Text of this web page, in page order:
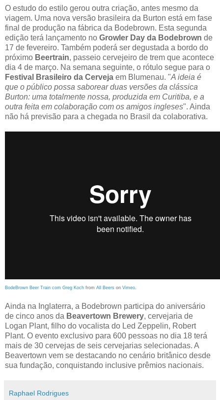
O estudo do estilo gerou outra criação, antes mesmo da
viagem. Uma nova versão brasileira da Burton está em fase
final de produção na fábrica da Bodebrown. Esta segunda
edição terá lançamento no Growler Day da Bodebrown de
17 de fevereiro. Também poderá ser degustada a bordo do
próximo Beertrain, passeio cervejeiro de trem que acontece
dia 4 de março. Na semana seguinte, o rótulo segue para o
Festival Brasileiro da Cerveja em Blumenau. "A ideia é
que o público possa saborear duas versões da clássica
Burton: uma totalmente nossa, produzida em Curitiba, e a
outra feita em colaboração com os amigos ingleses". Ainda
não há previsão para a chegada no Brasil da colaborativa.
BodeBrown Beer Train com Greg Koch from All Beers on Vimeo.
Ainda na Inglaterra, a Bodebrown participa do aniversário
de cinco anos da Beavertown Brewery, cervejaria de
Logan Plant, filho do vocalista do Led Zeppelin, Robert
Plant. O evento exclusivo para 600 pessoas no dia 18 terá
mais de 30 cervejas de seis cervejarias selecionadas. A
Beavertown vem se destacando no cenário britânico desde
sua fundação, conquistando inclusive prêmios nacionais.
Raphael Rodrigues